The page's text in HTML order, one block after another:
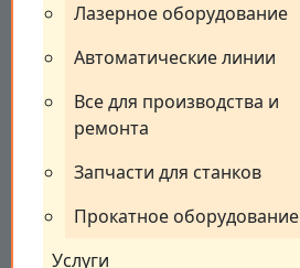
Лазерное оборудование
Автоматические линии
Все для производства и
ремонта
Запчасти для станков
Прокатное оборудование
Услуги